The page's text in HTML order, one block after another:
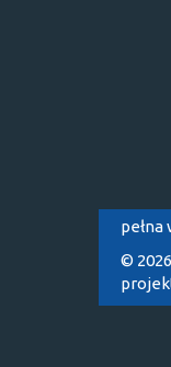
pełna
©